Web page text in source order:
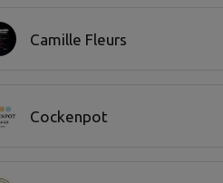
Camille Fleurs
Cockenpot